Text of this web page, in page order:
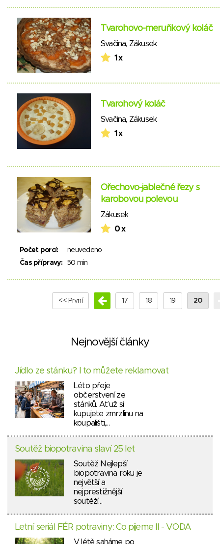
Tvarohovo-meruňkový koláč
Svačina, Zákusek
1 x
Tvarohový koláč
Svačina, Zákusek
1 x
Ořechovo-jablečné řezy s
karobovou polevou
Zákusek
0 x
Počet porcí:
neuvedeno
Čas přípravy:
50 min
<< První 17 18 19 20
Nejnovější články
Jídlo ze stánku? I to můžete reklamovat
Léto přeje
občerstvení ze
stánků. Ať už si
kupujete zmrzlinu na
koupališti,…
Soutěž biopotravina slaví 25 let
Soutěž Nejlepší
biopotravina roku je
největší a
nejprestižnější
soutěží…
Letní seriál FÉR potraviny: Co pijeme II - VODA
V létě saháme po